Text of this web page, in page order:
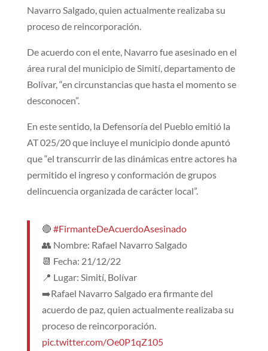
Navarro Salgado, quien actualmente realizaba su
proceso de reincorporación.
De acuerdo con el ente, Navarro fue asesinado en el
área rural del municipio de Simití, departamento de
Bolívar, “en circunstancias que hasta el momento se
desconocen”.
En este sentido, la Defensoría del Pueblo emitió la
AT 025/20 que incluye el municipio donde apuntó
que “el transcurrir de las dinámicas entre actores ha
permitido el ingreso y conformación de grupos
delincuencia organizada de carácter local”.
🔴 #FirmanteDeAcuerdoAsesinado
👥 Nombre: Rafael Navarro Salgado
📆 Fecha: 21/12/22
📍 Lugar: Simití, Bolívar
➡️Rafael Navarro Salgado era firmante del
acuerdo de paz, quien actualmente realizaba su
proceso de reincorporación.
pic.twitter.com/Oe0P1qZ105